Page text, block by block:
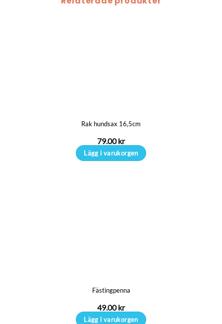
Rak hundsax 16,5cm
79.00kr
Lägg i varukorgen
Fästingpenna
49.00kr
Lägg i varukorgen